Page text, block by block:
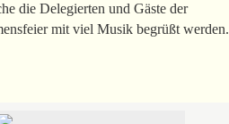
die Delegierten und Gäste der
mit viel Musik begrüßt werden.